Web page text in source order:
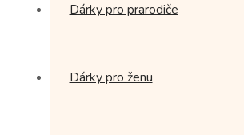
Dárky pro prarodiče
Dárky pro ženu